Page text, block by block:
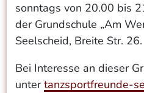
sonntags von 20.00 bis
der Grundschule „Am
Seelscheid, Breite Str. 26.
Bei Interesse an dieser
untertanzsportfreunde-